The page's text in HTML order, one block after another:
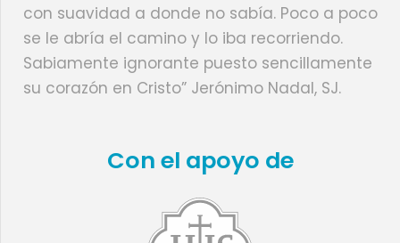
con suavidad a donde no sabía. Poco a poco
se le abría el camino y lo iba recorriendo.
Sabiamente ignorante puesto sencillamente
su corazón en Cristo” Jerónimo Nadal, SJ.
Con el apoyo de